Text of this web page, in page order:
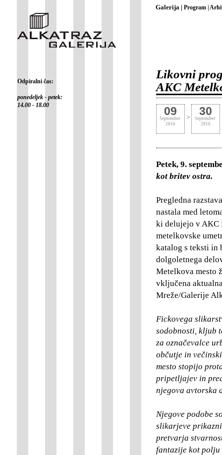
Galerija | Program |
Odpiralni čas:
ponedeljek - petek:
14.00 - 18.00
Likovni
AKC
09
September
2016
> 30
September
2016
Petek, 9.
kot britev ostra.
Pregledna
nastala med
ki delujejo v AKC
metelkovske
katalog s teksti in
dolgoletnega
Metelkova mesto
vključena
Mreže/Galerije
Fickovega
sodobnosti, kljub
za označevalce
občutje in
mesto stopijo
pripetljajev in
njegova avtorska
Njegove podobe
slikarjeve
pretvarja
fantazije kot polju